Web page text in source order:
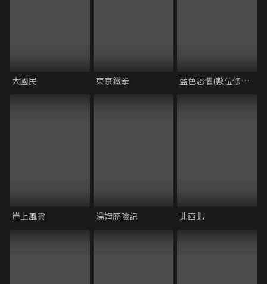
大國民 東京鐵拳 藍色恐懼(數位修復版)
岸上風雲 湯姆歷險記 北西北